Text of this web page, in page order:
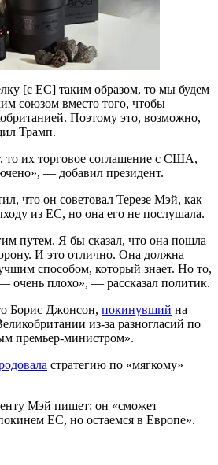
[с ЕС] таким образом, то мы будем
союзом вместо того, чтобы
Поэтому это, возможно,
Трамп.
то их торговое соглашение с США,
— добавил президент.
что он советовал Терезе Мэй, как
из ЕС, но она его не послушала.
путем. Я бы сказал, что она пошла
И это отлично. Она должна
способом, который знает. Но то,
очень плохо», — рассказал политик.
Борис Джонсон, покинувший на
из-за разногласий по
премьер-министром».
стратегию по «мягкому»
Мэй пишет: он «сможет
ЕС, но остаемся в Европе».